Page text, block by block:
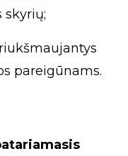
skyrių;
pareigūnams.